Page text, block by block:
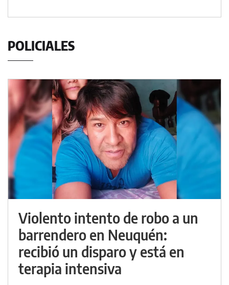
POLICIALES
Violento intento de robo a un
barrendero en Neuquén:
recibió un disparo y está en
terapia intensiva